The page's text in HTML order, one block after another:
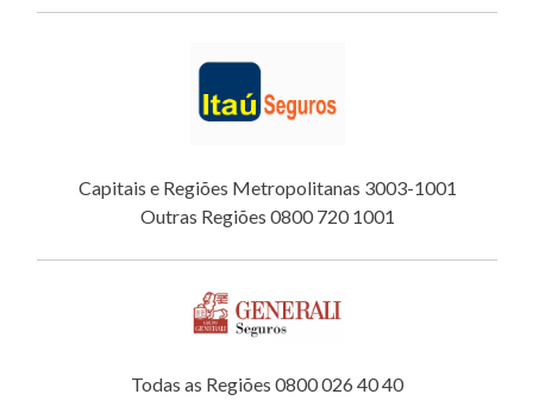
Capitais e Regiões Metropolitanas 3003-1001
Outras Regiões 0800 720 1001
Todas as Regiões 0800 026 40 40